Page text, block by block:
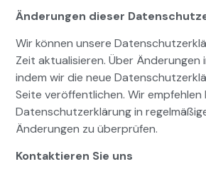
Änderungen dieser
Wir können unsere
Zeit aktualisieren. Über Änderungen
indem wir die neue
Seite veröffentlichen. Wir empfehlen
Datenschutzerklärung in
Änderungen zu überprüfen.
Kontaktieren Sie uns